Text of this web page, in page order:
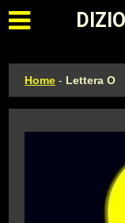
Apri il
Home - Lettera O